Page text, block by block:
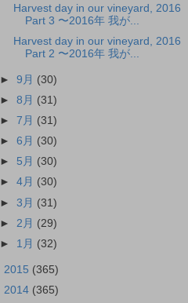
Harvest day in our vineyard, 2016
Part 3 〜2016年 我が...
Harvest day in our vineyard, 2016
Part 2 〜2016年 我が...
►9月 (30)
►8月 (31)
►7月 (31)
►6月 (30)
► 5月 (30)
►4月 (30)
►3月 (31)
► 2月 (29)
► 1月 (32)
2015 (365)
2014 (365)